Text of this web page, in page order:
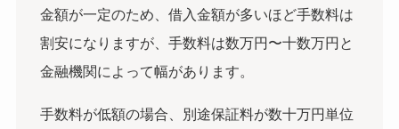
金額が一定のため、借入金額が多いほど手数料は
割安になりますが、手数料は数万円〜十数万円と
金融機関によって幅があります。
手数料が低額の場合、別途保証料が数十万円単位